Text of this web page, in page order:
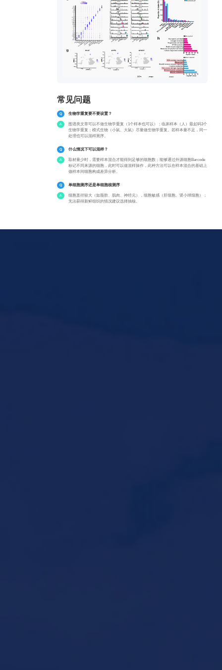
常见问题
生物学重复要不要设置？
图谱类文章可以不做生物学重复（1个样本也可以）；临床样本（人）最起码3个
生物学重复；模式生物（小鼠、大鼠）尽量做生物学重复。若样本量不足，同一
处理也可以混样测序。
什么情况下可以混样？
取材量少时，需要样本混合才能得到足够的细胞数；能够通过外源细胞Barcode
标记不同来源的细胞，此时可以做混样操作，此种方法可以在样本混合的基础上
做样本间细胞构成差异分析。
单细胞测序还是单细胞核测序
细胞直径较大（如脂肪、肌肉、神经元），细胞敏感（肝细胞、肾小球细胞）；
无法获得新鲜组织的情况建议选择抽核。